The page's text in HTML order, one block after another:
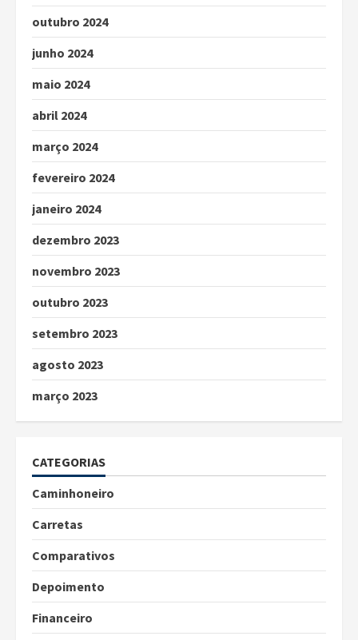
outubro 2024
junho 2024
maio 2024
abril 2024
março 2024
fevereiro 2024
janeiro 2024
dezembro 2023
novembro 2023
outubro 2023
setembro 2023
agosto 2023
março 2023
CATEGORIAS
Caminhoneiro
Carretas
Comparativos
Depoimento
Financeiro